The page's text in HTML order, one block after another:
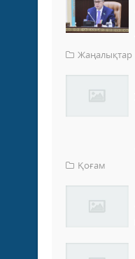
Жаңалықтар
Қоғам